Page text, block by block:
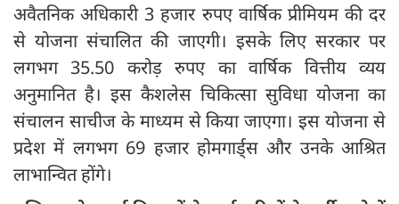
अवैतनिक अधिकारी 3 हजार रुपए वार्षिक प्रीमियम की दर
से योजना संचालित की जाएगी। इसके लिए सरकार पर
लगभग 35.50 करोड़ रुपए का वार्षिक वित्तीय व्यय
अनुमानित है। इस कैशलेस चिकित्सा सुविधा योजना का
संचालन साचीज के माध्यम से किया जाएगा। इस योजना से
प्रदेश में लगभग 69 हजार होमगार्ड्स और उनके आश्रित
लाभान्वित होंगे।